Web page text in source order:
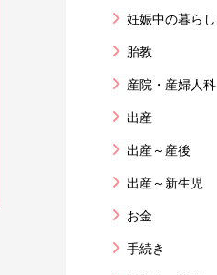
妊娠中の暮らし
胎教
産院・産婦人科
出産
出産～産後
出産～新生児
お金
手続き